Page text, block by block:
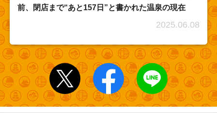
前、閉店まで“あと157日”と書かれた温泉の現在
2025.06.08